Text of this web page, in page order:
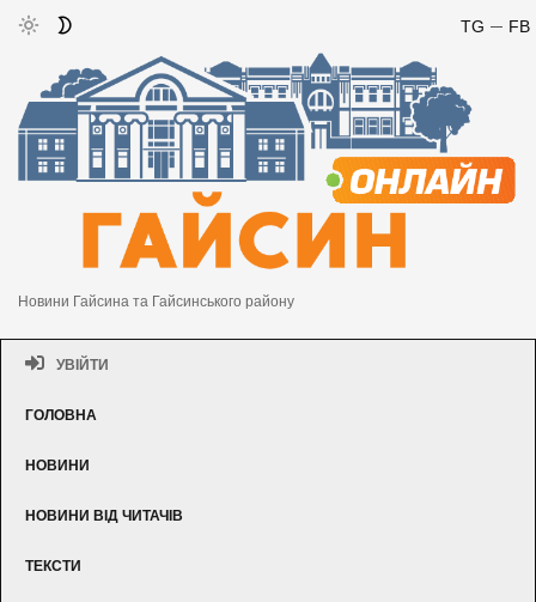
FB
TG
Новини Гайсина та Гайсинського району
УВІЙТИ
ГОЛОВНА
НОВИНИ
НОВИНИ ВІД ЧИТАЧІВ
ТЕКСТИ